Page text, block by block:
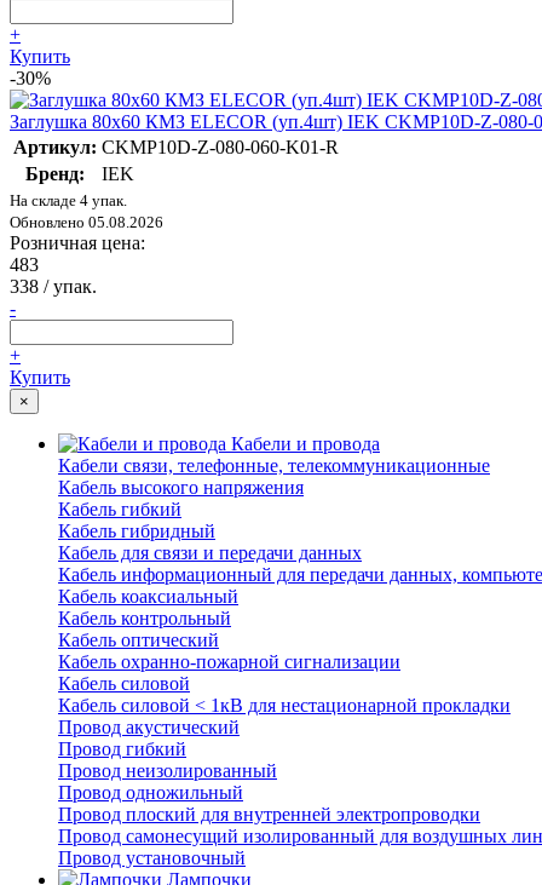
+
Купить
-30%
Заглушка 80х60 КМЗ ELECOR (уп.4шт) IEK CKMP10D-Z-080-
Артикул: CKMP10D-Z-080-060-K01-R
Бренд:
IEK
На складе 4 упак.
Обновлено 05.08.2026
Розничная цена:
483
338 / упак.
-
+
Купить
×
Кабели и провода
Кабели связи, телефонные, телекоммуникационные
Кабель высокого напряжения
Кабель гибкий
Кабель гибридный
Кабель для связи и передачи данных
Кабель информационный для передачи данных,
Кабель коаксиальный
Кабель контрольный
Кабель оптический
Кабель охранно-пожарной сигнализации
Кабель силовой
Кабель силовой < 1кВ для нестационарной прокладки
Провод акустический
Провод гибкий
Провод неизолированный
Провод одножильный
Провод плоский для внутренней электропроводки
Провод самонесущий изолированный для воздушных
Провод установочный
Лампочки